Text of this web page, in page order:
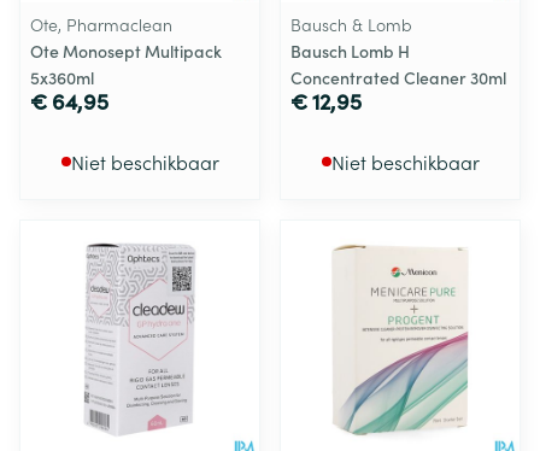
Ote, Pharmaclean
Ote Monosept Multipack
5x360ml
€ 64,95
Niet beschikbaar
Bausch & Lomb
Bausch Lomb H
Concentrated Cleaner 30ml
€ 12,95
Niet beschikbaar